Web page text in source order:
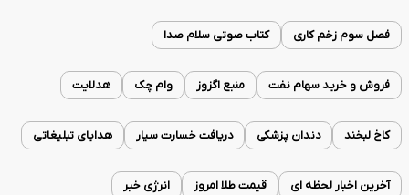
فصل سوم زخم کاری کتاب صوتی سلام صدا
فروش و خرید سهام نفت منبع اگزوز وام چک هدلایت
کاخ لبخند دندان پزشکی دریافت خسارت سیار هدایای تبلیغاتی
آخرین اخبار لحظه ای قیمت طلا امروز انرژی خبر